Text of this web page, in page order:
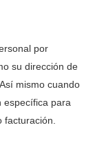
por
su dirección de
mismo cuando
específica para